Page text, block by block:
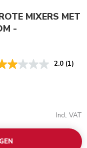
MIXERS MET
-
2.0 (1)
Incl. VAT